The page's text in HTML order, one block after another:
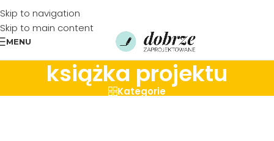
Skip to navigation
Skip to main content
MENU
książka projektu
Kategorie